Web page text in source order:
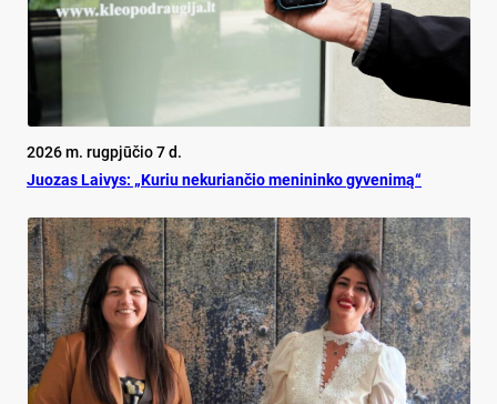
2026 m. rugpjūčio 7 d.
Juo­zas Lai­vys: „Ku­riu ne­ku­rian­čio me­ni­nin­ko gy­ve­ni­mą“